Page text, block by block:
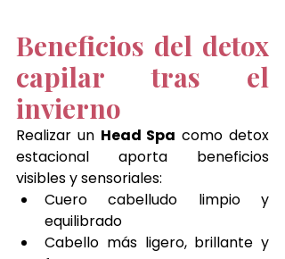
Beneficios del detox
capilar tras el
invierno
Realizar un Head Spa como detox
estacional aporta beneficios
visibles y sensoriales:
Cuero cabelludo limpio y
equilibrado
Cabello más ligero, brillante y